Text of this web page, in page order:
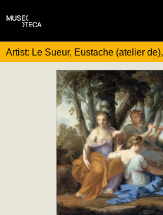
Artist: Le Sueur, Eustache (atelier de),